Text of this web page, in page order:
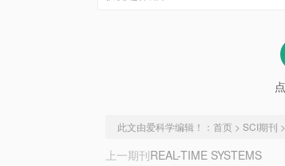
此文由爱科学编辑！： 首页 > SCI期刊 >
上一期刊REAL-TIME SYSTEMS